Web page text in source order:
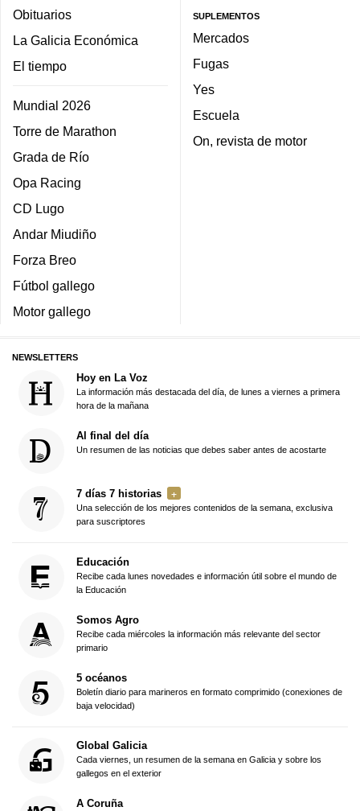
Obituarios
La Galicia Económica
El tiempo
Mundial 2026
Torre de Marathon
Grada de Río
Opa Racing
CD Lugo
Andar Miudiño
Forza Breo
Fútbol gallego
Motor gallego
SUPLEMENTOS
Mercados
Fugas
Yes
Escuela
On, revista de motor
NEWSLETTERS
Hoy en La Voz
La información más destacada del día, de lunes a viernes a primera
hora de la mañana
Al final del día
Un resumen de las noticias que debes saber antes de acostarte
7 días 7 historias
Una selección de los mejores contenidos de la semana, exclusiva
para suscriptores
Educación
Recibe cada lunes novedades e información útil sobre el mundo de
la Educación
Somos Agro
Recibe cada miércoles la información más relevante del sector
primario
5 océanos
Boletín diario para marineros en formato comprimido (conexiones de
baja velocidad)
Global Galicia
Cada viernes, un resumen de la semana en Galicia y sobre los
gallegos en el exterior
A Coruña